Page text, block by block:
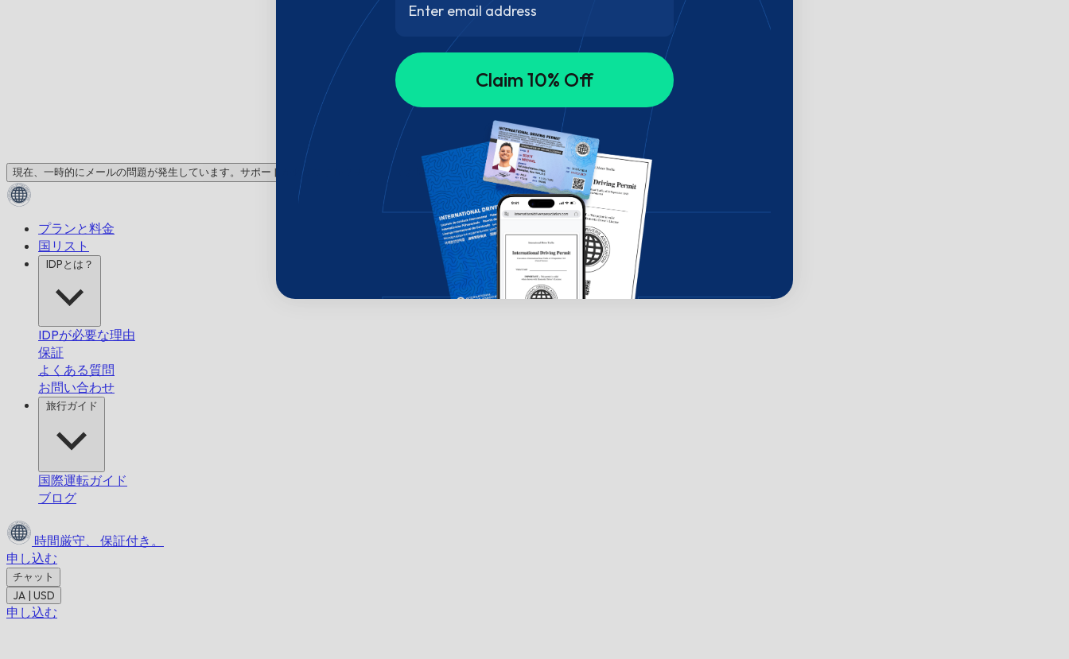
現在、一時的にメールの問題が発生しています。サポートが必要ですか？チャットでお問い合わせください。
プランと料金
国リスト
IDPとは？
IDPが必要な理由
保証
よくある質問
お問い合わせ
旅行ガイド
国際運転ガイド
ブログ
時間厳守、
保証付き。
申し込む
チャット
JA | USD
申し込む
Claim 10% Off